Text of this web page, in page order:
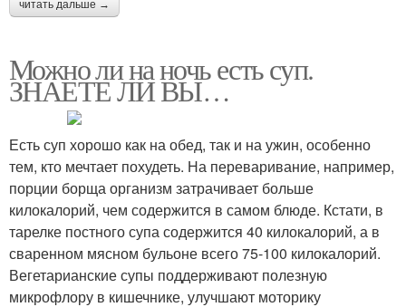
читать дальше →
Можно ли на ночь есть суп.
ЗНАЕТЕ ЛИ ВЫ…
Есть суп хорошо как на обед, так и на ужин, особенно
тем, кто мечтает похудеть. На переваривание, например,
порции борща организм затрачивает больше
килокалорий, чем содержится в самом блюде. Кстати, в
тарелке постного супа содержится 40 килокалорий, а в
сваренном мясном бульоне всего 75-100 килокалорий.
Вегетарианские супы поддерживают полезную
микрофлору в кишечнике, улучшают моторику